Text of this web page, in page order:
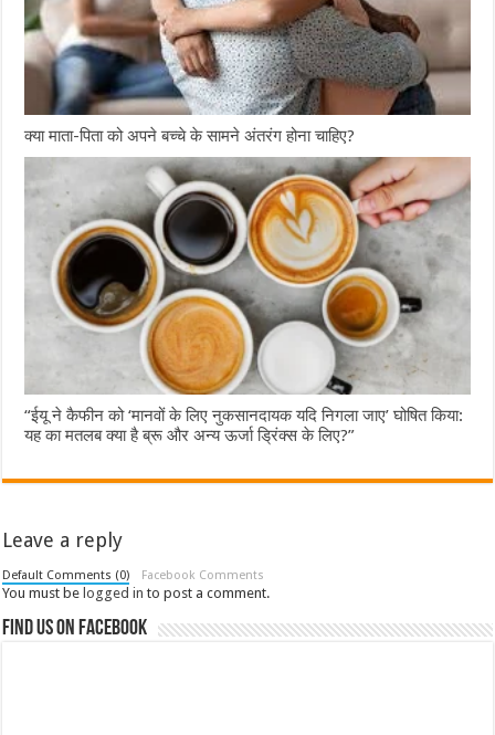
क्या माता-पिता को अपने बच्चे के सामने अंतरंग होना चाहिए?
“ईयू ने कैफीन को ‘मानवों के लिए नुकसानदायक यदि निगला जाए’ घोषित किया:
यह का मतलब क्या है ब्रू और अन्य ऊर्जा ड्रिंक्स के लिए?”
Leave a reply
Default Comments (0) Facebook Comments
You must be logged in to post a comment.
Find us on Facebook